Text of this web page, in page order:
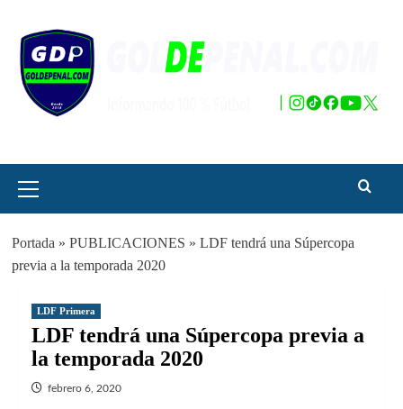
contenido
principal
Portada » PUBLICACIONES » LDF tendrá una Súpercopa
previa a la temporada 2020
LDF Primera
LDF tendrá una Súpercopa previa a
la temporada 2020
febrero 6, 2020